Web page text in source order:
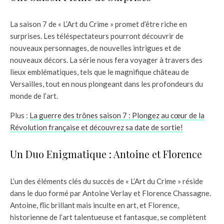
La saison 7 de « L’Art du Crime » promet d’être riche en
surprises. Les téléspectateurs pourront découvrir de
nouveaux personnages, de nouvelles intrigues et de
nouveaux décors. La série nous fera voyager à travers des
lieux emblématiques, tels que le magnifique château de
Versailles, tout en nous plongeant dans les profondeurs du
monde de l’art.
Plus : La guerre des trônes saison 7 : Plongez au cœur de la
Révolution française et découvrez sa date de sortie!
Un Duo Enigmatique : Antoine et Florence
L’un des éléments clés du succès de « L’Art du Crime » réside
dans le duo formé par Antoine Verlay et Florence Chassagne.
Antoine, flic brillant mais inculte en art, et Florence,
historienne de l’art talentueuse et fantasque, se complètent